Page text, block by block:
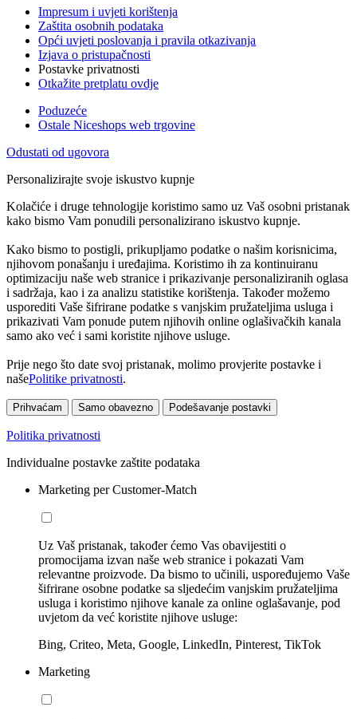
Impresum i uvjeti korištenja
Zaštita osobnih podataka
Opći uvjeti poslovanja i pravila otkazivanja
Izjava o pristupačnosti
Postavke privatnosti
Otkažite pretplatu ovdje
Poduzeće
Ostale Niceshops web trgovine
Odustati od ugovora
Personalizirajte svoje iskustvo kupnje
Kolačiće i druge tehnologije koristimo samo uz Vaš osobni pristanak
kako bismo Vam ponudili personalizirano iskustvo kupnje.
Kako bismo to postigli, prikupljamo podatke o našim korisnicima,
njihovom ponašanju i uređajima. Koristimo ih za kontinuiranu
optimizaciju naše web stranice i prikazivanje personaliziranih oglasa
i sadržaja, kao i za analizu statistike korištenja. Također možemo
usporediti Vaše šifrirane podatke s vanjskim pružateljima usluga i
prikazivati Vam ponude putem njihovih online oglašivačkih kanala
samo ako već i sami koristite njihove usluge.
Prije nego što date svoj pristanak, molimo provjerite postavke i
našePolitike privatnosti.
Prihvaćam Samo obavezno Podešavanje postavki
Politika privatnosti
Individualne postavke zaštite podataka
Marketing per Customer-Match
Uz Vaš pristanak, također ćemo Vas obavijestiti o
promocijama izvan naše web stranice i pokazati Vam
relevantne proizvode. Da bismo to učinili, uspoređujemo Vaše
šifrirane osobne podatke sa sljedećim vanjskim pružateljima
usluga i koristimo njihove kanale za online oglašavanje, pod
uvjetom da već koristite njihove usluge:
Bing, Criteo, Meta, Google, LinkedIn, Pinterest, TikTok
Marketing